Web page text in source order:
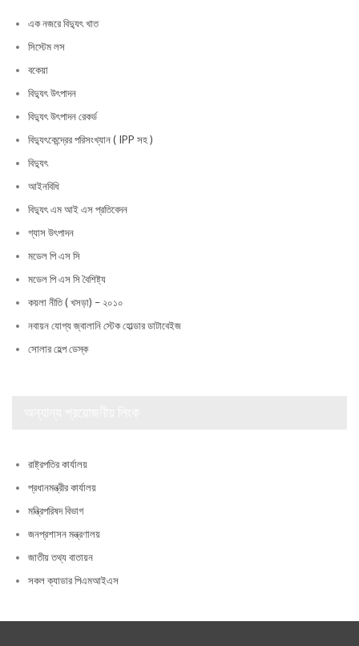
এক নজরে বিদ্যুৎ খাত
সিস্টেম লস
বকেয়া
বিদ্যুৎ উৎপাদন
বিদ্যুৎ উৎপাদন রেকর্ড
বিদ্যুৎকেন্দ্রের পরিসংখ্যান ( IPP সহ )
বিদ্যুৎ
আইনবিধি
বিদ্যুৎ এম আই এস প্রতিবেদন
গ্যাস উৎপাদন
মডেল পি এস সি
মডেল পি এস সি বৈশিষ্ট্য
কয়লা নীতি ( খসড়া) – ২০১০
নবায়ন যোগ্য জ্বালানি স্টেক হোল্ডার ডাটাবেইজ
সোলার হেল্প ডেস্ক
রাষ্ট্রপতির কার্যালয়
প্রধানমন্ত্রীর কার্যালয়
মন্ত্রিপরিষদ বিভাগ
জনপ্রশাসন মন্ত্রণালয়
জাতীয় তথ্য বাতায়ন
সকল ক্যাডার পিএমআইএস